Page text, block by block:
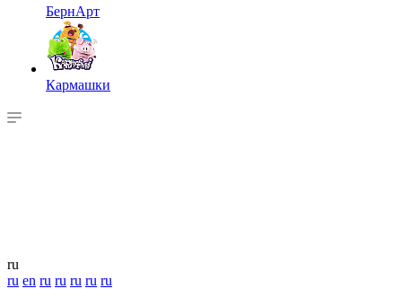
БернАрт
Кармашки
ru
ru en ru ru ru ru ru